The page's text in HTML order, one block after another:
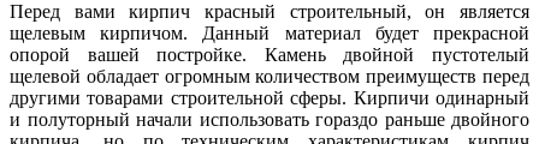
Перед вами кирпич красный строительный, он является
щелевым кирпичом. Данный материал будет прекрасной
опорой вашей постройке. Камень двойной пустотелый
щелевой обладает огромным количеством преимуществ перед
другими товарами строительной сферы. Кирпичи одинарный
и полуторный начали использовать гораздо раньше двойного